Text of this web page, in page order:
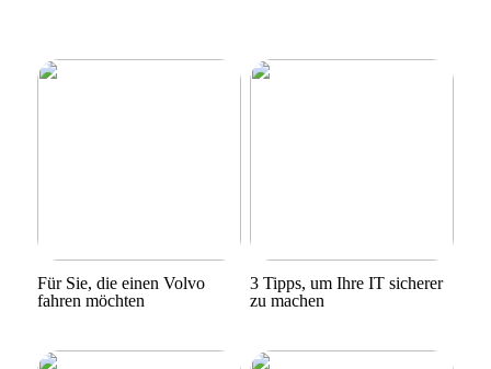
Für Sie, die einen Volvo
fahren möchten
3 Tipps, um Ihre IT sicherer
zu machen